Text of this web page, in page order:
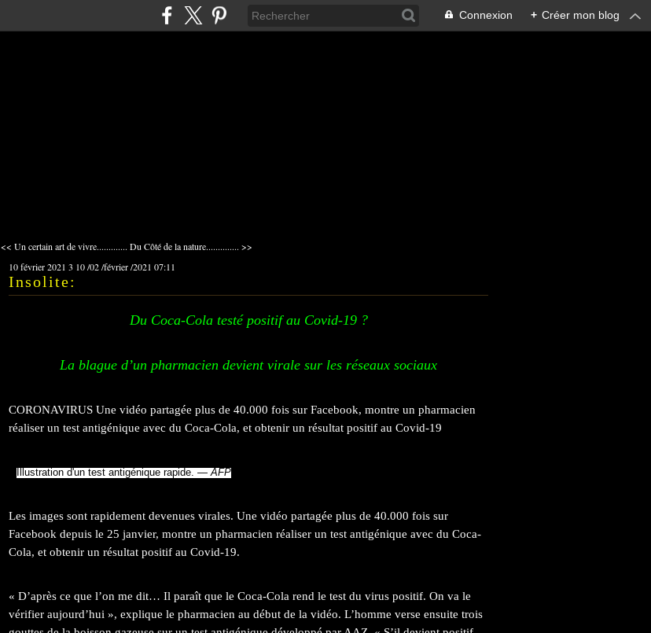
Connexion + Créer mon blog
<< Un certain art de vivre............. Du Côté de la nature.............. >>
10 février 2021 3 10/02/février/2021 07:11
Insolite:
Du Coca-Cola testé positif au Covid-19 ?
La blague d’un pharmacien devient virale sur les réseaux sociaux
CORONAVIRUS Une vidéo partagée plus de 40.000 fois sur Facebook, montre un pharmacien
réaliser un test antigénique avec du Coca-Cola, et obtenir un résultat positif au Covid-19
Illustration d'un test antigénique rapide. —AFP
Les images sont rapidement devenues virales. Une vidéo partagée plus de 40.000 fois sur
Facebook depuis le 25 janvier, montre un pharmacien réaliser un test antigénique avec du Coca-
Cola, et obtenir un résultat positif au Covid-19.
« D’après ce que l’on me dit… Il paraît que le Coca-Cola rend le test du virus positif. On va le
vérifier aujourd’hui », explique le pharmacien au début de la vidéo. L’homme verse ensuite trois